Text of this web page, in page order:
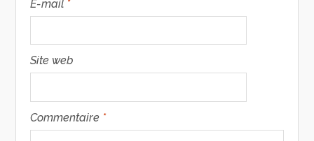
E-mail *
Site web
Commentaire *